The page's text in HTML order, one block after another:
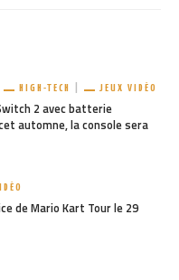
HIGH-TECH JEUX VIDÉO
2 avec batterie
automne, la console sera
de Mario Kart Tour le 29